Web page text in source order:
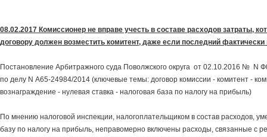
08.02.2017 Комиссионер не вправе учесть в составе расходов затраты,
договору должен возместить комитент, даже если последний фактически
Постановление Арбитражного суда Поволжского округа от 02.10.2016 № N
по делу N А65-24984/2014 (ключевые темы: договор комиссии - комитент -
вознаграждение - нулевая ставка - налоговая база по налогу на прибыль)
По мнению налоговой инспекции, налогоплательщиком в состав расходов,
базу по налогу на прибыль, неправомерно включены расходы, связанные с